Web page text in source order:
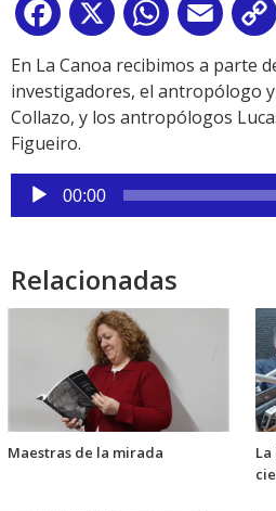
Facebook
X WhatsApp
Email
En La Canoa recibimos a parte
investigadores, el antropólogo
Collazo, y los antropólogos
Figueiro.
Reproductor
de
00:00
Relacionadas
Maestras de la mirada